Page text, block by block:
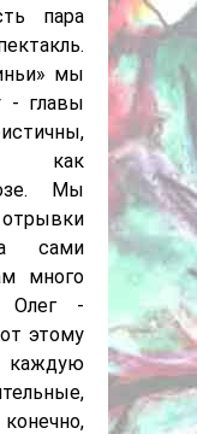
пара
мы
- главы
как
Мы
сами
много
Олег -
этому
каждую